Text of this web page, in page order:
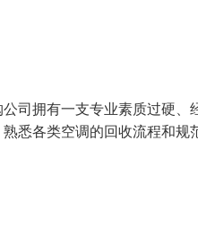
司拥有一支专业素质过硬
悉各类空调的回收流程和